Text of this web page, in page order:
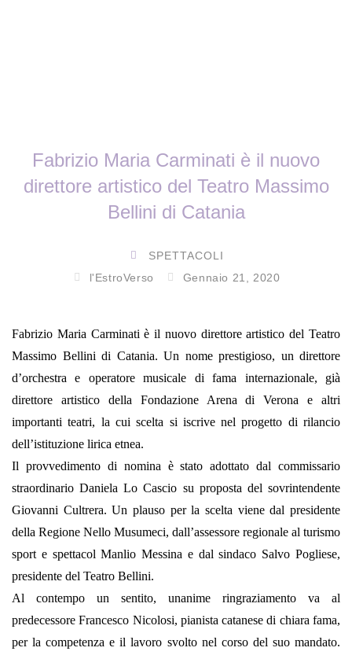
Fabrizio Maria Carminati è il nuovo
direttore artistico del Teatro Massimo
Bellini di Catania
SPETTACOLI
l'EstroVerso
Gennaio 21, 2020
Fabrizio Maria Carminati è il nuovo direttore artistico del Teatro
Massimo Bellini di Catania. Un nome prestigioso, un direttore
d’orchestra e operatore musicale di fama internazionale, già
direttore artistico della Fondazione Arena di Verona e altri
importanti teatri, la cui scelta si iscrive nel progetto di rilancio
dell’istituzione lirica etnea.
Il provvedimento di nomina è stato adottato dal commissario
straordinario Daniela Lo Cascio su proposta del sovrintendente
Giovanni Cultrera.Un plauso per la scelta viene dal presidente
della Regione Nello Musumeci, dall’assessore regionale al turismo
sport e spettacol Manlio Messina e dal sindaco Salvo Pogliese,
presidente del Teatro Bellini.
Al contempo un sentito, unanime ringraziamento va al
predecessore Francesco Nicolosi, pianista catanese di chiara fama,
per la competenza e il lavoro svolto nel corso del suo mandato.